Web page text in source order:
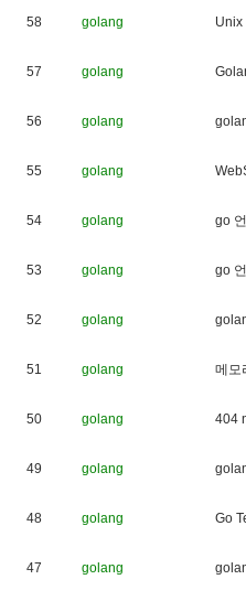
58 golang Unix
57 golang Go a
56 golang go a
55 golang Web
54 golang go 언
53 golang go 언
52 golang go a
51 golang 메 모
50 golang 404
49 golang go a
48 golang Go T
47 golang go a